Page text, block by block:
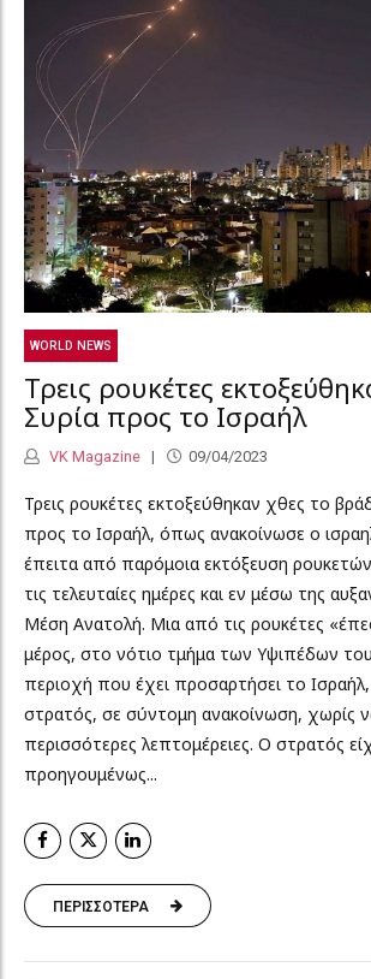
WORLD NEWS
Τρεις ρουκέτες
Συρία προς το Ισραήλ
VK Magazine 09/04/2023
Τρεις ρουκέτες εκτοξεύθηκαν χθες το
προς το Ισραήλ, όπως ανακοίνωσε ο
έπειτα από παρόμοια εκτόξευση
τις τελευταίες ημέρες και εν μέσω της
Μέση Ανατολή. Μια από τις ρουκέτες
μέρος, στο νότιο τμήμα των Υψιπέδων
περιοχή που έχει προσαρτήσει το
στρατός, σε σύντομη ανακοίνωση, χωρίς
περισσότερες λεπτομέρειες. Ο στρατός
προηγουμένως...
ΠΕΡΙΣΣΟΤΕΡΑ